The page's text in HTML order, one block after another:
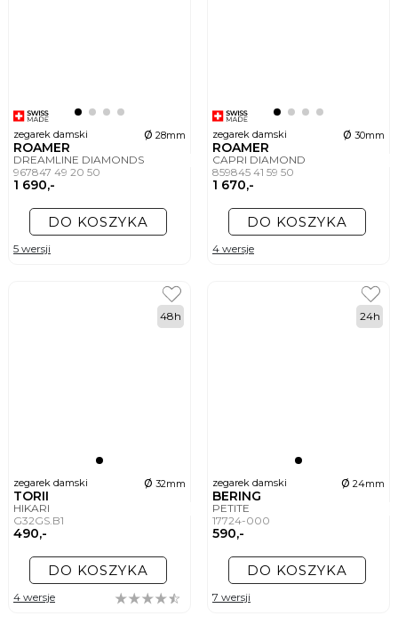
zegarek damski ø 28mm
ROAMER
DREAMLINE DIAMONDS
967847 49 20 50
1 690,-
DO KOSZYKA
5 wersji
zegarek damski ø 30mm
ROAMER
CAPRI DIAMOND
859845 41 59 50
1 670,-
DO KOSZYKA
4 wersje
zegarek damski ø 32mm
TORII
HIKARI
G32GS.B1
490,-
48h
DO KOSZYKA
4 wersje
zegarek damski ø 24mm
BERING
PETITE
17724-000
590,-
24h
DO KOSZYKA
7 wersji